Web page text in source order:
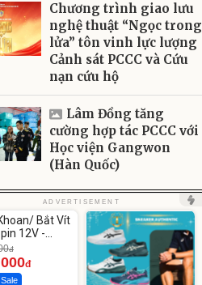
Chương trình giao lưu
nghệ thuật “Ngọc trong
lửa” tôn vinh lực lượng
Cảnh sát PCCC và Cứu
nạn cứu hộ
Lâm Đồng tăng
cường hợp tác PCCC với
Học viện Gangwon
(Hàn Quốc)
ADVERTISEMENT
Bắt Vít
12V -
đ
đ